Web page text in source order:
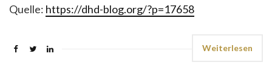
Quelle: https://dhd-blog.org/?p=17658
Weiterlesen